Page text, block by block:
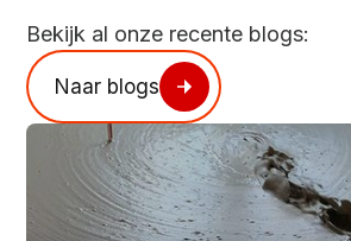
Bekijk al onze recente blogs:
Naar blogs